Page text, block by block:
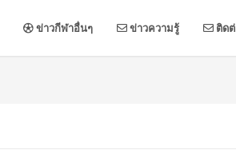
ข่าวกีฬาอื่นๆ ข่าวความรู้ ติดต่